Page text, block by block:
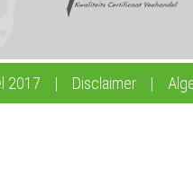
2017 | Disclaimer |